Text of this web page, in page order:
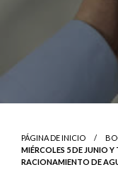
PÁGINA DE INICIO
MIÉRCOLES 5 DE JUNIO
RACIONAMIENTO DE